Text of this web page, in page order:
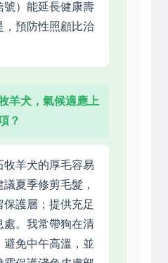
號）能延長健康壽
，預防性照顧比治
羊犬，氣候適應上
？
牧羊犬的厚毛容易
夏季修剪毛髮，
護層；提供充足
處。我常帶狗在清
避免中午高溫，並